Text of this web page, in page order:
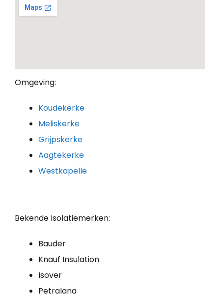
Omgeving:
Koudekerke
Meliskerke
Grijpskerke
Aagtekerke
Westkapelle
Bekende Isolatiemerken:
Bauder
Knauf Insulation
Isover
Petralana